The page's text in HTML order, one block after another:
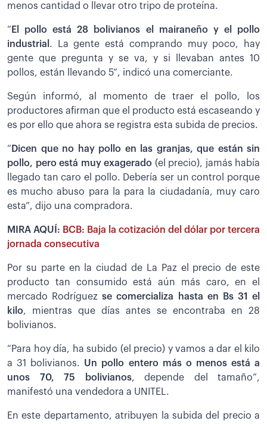
menos cantidad o llevar otro tripo de proteína.
“ El pollo está 28 bolivianos el mairaneño y el pollo
industrial . La gente está comprando muy poco, hay
gente que pregunta y se va, y si llevaban antes 10
pollos, están llevando 5”, indicó una comerciante.
Según informó, al momento de traer el pollo, los
productores afirman que el producto está escaseando y
es por ello que ahora se registra esta subida de precios.
“ Dicen que no hay pollo en las granjas, que están sin
pollo, pero está muy exagerado (el precio), jamás había
llegado tan caro el pollo. Debería ser un control porque
es mucho abuso para la para la ciudadanía, muy caro
esta”, dijo una compradora.
MIRA AQUÍ: BCB: Baja la cotización del dólar por tercera
jornada consecutiva
Por su parte en la ciudad de La Paz el precio de este
producto tan consumido está aún más caro, en el
mercado Rodríguez se comercializa hasta en Bs 31 el
kilo, mientras que días antes se encontraba en 28
bolivianos.
“Para hoy día, ha subido (el precio) y vamos a dar el kilo
a 31 bolivianos. Un pollo entero más o menos está a
unos 70, 75 bolivianos, depende del tamaño”,
manifestó una vendedora a UNITEL.
En este departamento, atribuyen la subida del precio a